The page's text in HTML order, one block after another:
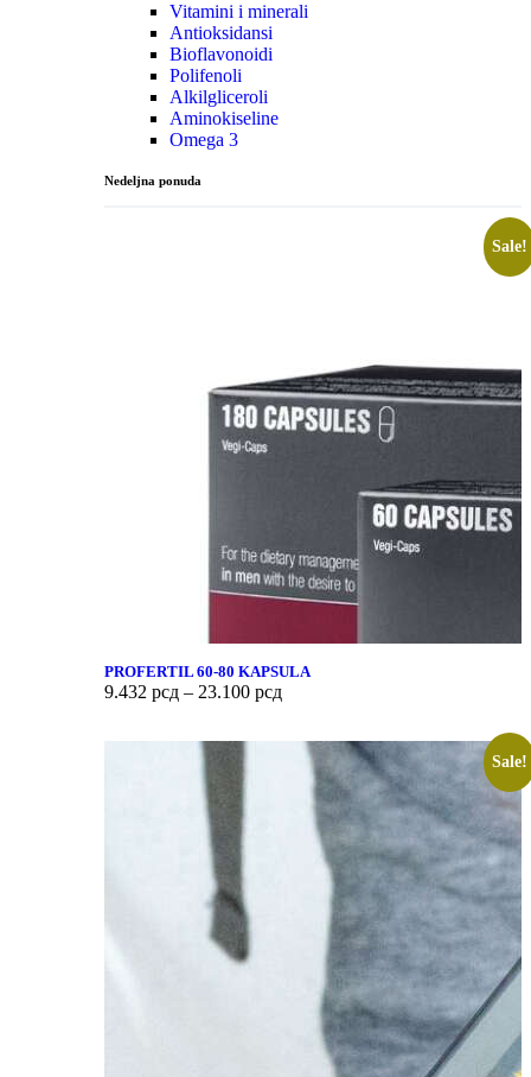
Vitamini i minerali
Antioksidansi
Bioflavonoidi
Polifenoli
Alkilgliceroli
Aminokiseline
Omega 3
Nedeljna ponuda
Sale!
PROFERTIL 60-80 KAPSULA
9.432 рсд – 23.100 рсд
Sale!